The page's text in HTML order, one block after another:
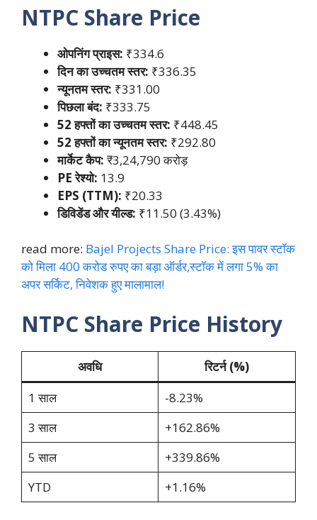
NTPC Share Price
ओपनिंग प्राइस: ₹334.6
दिन का उच्चतम स्तर: ₹336.35
न्यूनतम स्तर: ₹331.00
पिछला बंद: ₹333.75
52 हफ्तों का उच्चतम स्तर: ₹448.45
52 हफ्तों का न्यूनतम स्तर: ₹292.80
मार्केट कैप: ₹3,24,790 करोड़
PE रेश्यो: 13.9
EPS (TTM): ₹20.33
डिविडेंड और यील्ड: ₹11.50 (3.43%)
read more: Bajel Projects Share Price: इस पावर स्टॉक
को मिला 400 करोड रुपए का बड़ा ऑर्डर,स्टॉक में लगा 5% का
अपर सर्किट, निवेशक हुए मालामाल!
NTPC Share Price History
अवधि
रिटर्न (%)
1 साल
-8.23%
3 साल
+162.86%
5 साल
+339.86%
YTD
+1.16%